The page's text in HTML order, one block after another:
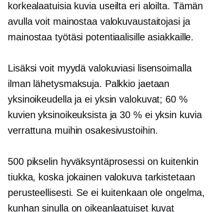
korkealaatuisiakuvia useilta eri aloilta. Tämän
avulla voit mainostaa valokuvaustaitojasi ja
mainostaa työtäsi potentiaalisille asiakkaille.
Lisäksi voit myydä valokuviasi lisensoimalla
ilman lähetysmaksuja. Palkkio jaetaan
yksinoikeudella jaei yksin valokuvat; 60 %
kuvien yksinoikeuksista ja 30 % ei yksin kuvia
verrattuna muihin osakesivustoihin.
500 pikselin hyväksyntäprosessi on kuitenkin
tiukka, koska jokainen valokuva tarkistetaan
perusteellisesti. Se ei kuitenkaan ole ongelma,
kunhan sinulla on oikeanlaatuiset kuvat